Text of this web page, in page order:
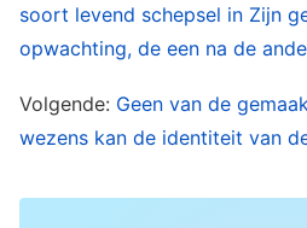
soevereiniteit van de
een schitterend voorspel
werk van de nieuwe dag en
ook een nieuwe pagina in
soort levend schepsel in Zijn
opwachting, de een na de
Volgende: Geen van de
wezens kan de identiteit van